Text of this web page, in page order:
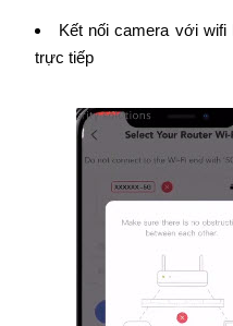
Kết nối camera với
trực tiếp